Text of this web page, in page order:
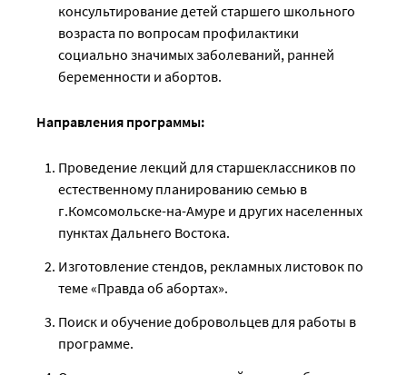
консультирование детей старшего школьного
возраста по вопросам профилактики
социально значимых заболеваний, ранней
беременности и абортов.
Направления программы:
Проведение лекций для старшеклассников по
естественному планированию семью в
г.Комсомольске-на-Амуре и других населенных
пунктах Дальнего Востока.
Изготовление стендов, рекламных листовок по
теме «Правда об абортах».
Поиск и обучение добровольцев для работы в
программе.